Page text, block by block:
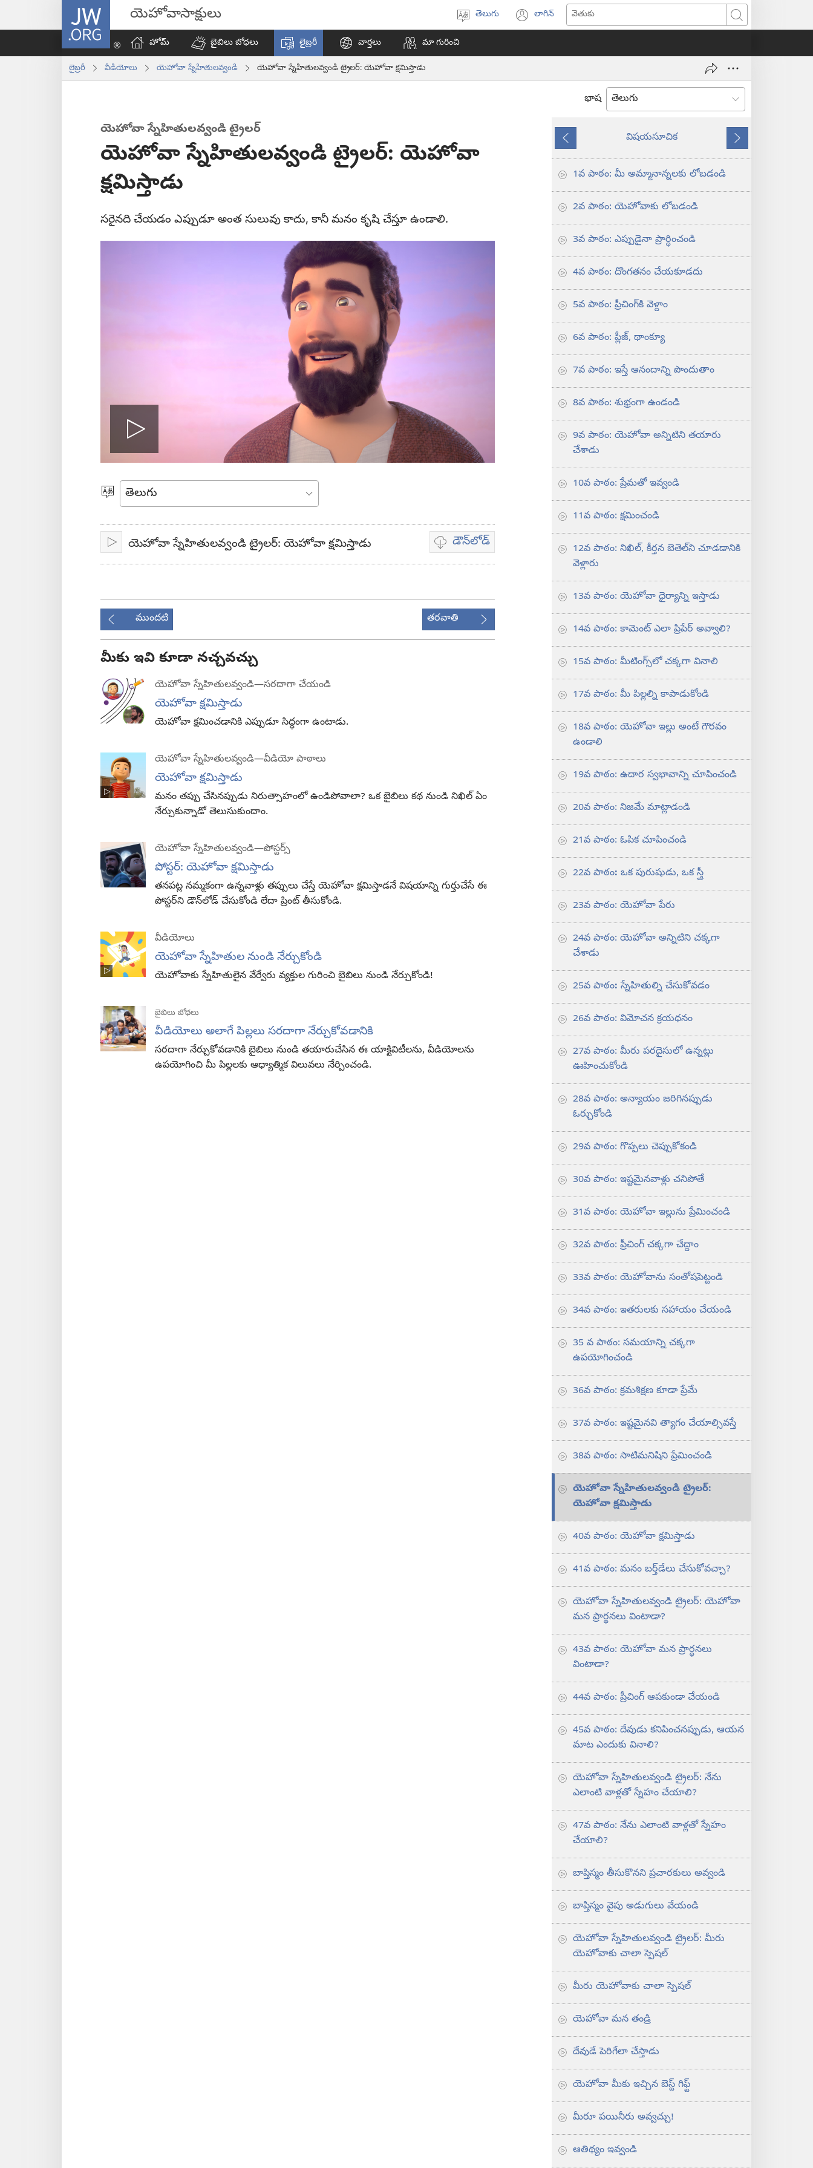
JW.ORG యెహోవాసాక్షులు
ఎంచుకోండి
తెలుగు లాగిన్
విండో
అవుతుంది)
వెతుకు
హోమ్‌
బైబిలు బోధలు లైబ్రరీ వార్తలు మా గురించి
లైబ్రరీ వీడియోలు యెహోవా స్నేహితులవ్వండి యెహోవా స్నేహితులవ్వండి ట్రైలర్‌: యెహోవా క్షమిస్తాడు
భాష
యెహోవా స్నేహితులవ్వండి ట్రైలర్‌
యెహోవా స్నేహితులవ్వండి ట్రైలర్‌: యెహోవా
క్షమిస్తాడు
సరైనది చేయడం ఎప్పుడూ అంత సులువు కాదు, కానీ మనం కృషి చేస్తూ ఉండాలి.
వీడియో
ప్లే
చేయి
భాష
ఎంచుకోండి
ప్లే యెహోవా స్నేహితులవ్వండి ట్రైలర్‌: యెహోవా క్షమిస్తాడు డౌన్‌లోడ్‌
వీడియో
డౌన్‌లోడ్‌
ముందటి తరవాతి
మీకు ఇవి కూడా నచ్చవచ్చు
యెహోవా స్నేహితులవ్వండి​—సరదాగా చేయండి
యెహోవా క్షమిస్తాడు
యెహోవా క్షమించడానికి ఎప్పుడూ సిద్ధంగా ఉంటాడు.
యెహోవా స్నేహితులవ్వండి​—వీడియో పాఠాలు
యెహోవా క్షమిస్తాడు
మనం తప్పు చేసినప్పుడు నిరుత్సాహంలో ఉండిపోవాలా? ఒక బైబిలు కథ నుండి నిఖిల్‌ ఏం
నేర్చుకున్నాడో తెలుసుకుందాం.
యెహోవా స్నేహితులవ్వండి—పోస్టర్స్‌
పోస్టర్‌: యెహోవా క్షమిస్తాడు
తనపట్ల నమ్మకంగా ఉన్నవాళ్లు తప్పులు చేస్తే యెహోవా క్షమిస్తాడనే విషయాన్ని గుర్తుచేసే ఈ
పోస్టర్‌ని డౌన్‌లోడ్‌ చేసుకోండి లేదా ప్రింట్‌ తీసుకోండి.
వీడియోలు
యెహోవా స్నేహితుల నుండి నేర్చుకోండి
యెహోవాకు స్నేహితులైన వేర్వేరు వ్యక్తుల గురించి బైబిలు నుండి నేర్చుకోండి!
బైబిలు బోధలు
వీడియోలు అలాగే పిల్లలు సరదాగా నేర్చుకోవడానికి
సరదాగా నేర్చుకోవడానికి బైబిలు నుండి తయారుచేసిన ఈ యాక్టివిటీలను, వీడియోలను
ఉపయోగించి మీ పిల్లలకు ఆధ్యాత్మిక విలువలు నేర్పించండి.
ముందటి
విషయసూచిక
తరవాతి
1వ పాఠం: మీ అమ్మానాన్నలకు లోబడండి
2వ పాఠం: యెహోవాకు లోబడండి
3వ పాఠం: ఎప్పుడైనా ప్రార్థించండి
4వ పాఠం: దొంగతనం చేయకూడదు
5వ పాఠం: ప్రీచింగ్‌కి వెళ్దాం
6వ పాఠం: ప్లీజ్‌, థాంక్యూ
7వ పాఠం: ఇస్తే ఆనందాన్ని పొందుతాం
8వ పాఠం: శుభ్రంగా ఉండండి
9వ పాఠం: యెహోవా అన్నిటిని తయారు
చేశాడు
10వ పాఠం: ప్రేమతో ఇవ్వండి
11వ పాఠం: క్షమించండి
12వ పాఠం: నిఖిల్‌, కీర్తన బెతెల్‌ని చూడడానికి
వెళ్లారు
13వ పాఠం: యెహోవా ధైర్యాన్ని ఇస్తాడు
14వ పాఠం: కామెంట్‌ ఎలా ప్రిపేర్‌ అవ్వాలి?
15వ పాఠం: మీటింగ్స్‌లో చక్కగా వినాలి
17వ పాఠం: మీ పిల్లల్ని కాపాడుకోండి
18వ పాఠం: యెహోవా ఇల్లు అంటే గౌరవం
ఉండాలి
19వ పాఠం: ఉదార స్వభావాన్ని చూపించండి
20వ పాఠం: నిజమే మాట్లాడండి
21వ పాఠం: ఓపిక చూపించండి
22వ పాఠం: ఒక పురుషుడు, ఒక స్త్రీ
23వ పాఠం: యెహోవా పేరు
24వ పాఠం: యెహోవా అన్నిటిని చక్కగా
చేశాడు
25వ పాఠం: స్నేహితుల్ని చేసుకోవడం
26వ పాఠం: విమోచన క్రయధనం
27వ పాఠం: మీరు పరదైసులో ఉన్నట్లు
ఊహించుకోండి
28వ పాఠం: అన్యాయం జరిగినప్పుడు
ఓర్చుకోండి
29వ పాఠం: గొప్పలు చెప్పుకోకండి
30వ పాఠం: ఇష్టమైనవాళ్లు చనిపోతే
31వ పాఠం: యెహోవా ఇల్లును ప్రేమించండి
32వ పాఠం: ప్రీచింగ్‌ చక్కగా చేద్దాం
33వ పాఠం: యెహోవాను సంతోషపెట్టండి
34వ పాఠం: ఇతరులకు సహాయం చేయండి
35 వ పాఠం: సమయాన్ని చక్కగా
ఉపయోగించండి
36వ పాఠం: క్రమశిక్షణ కూడా ప్రేమే
37వ పాఠం: ఇష్టమైనవి త్యాగం చేయాల్సివస్తే
38వ పాఠం: సాటిమనిషిని ప్రేమించండి
యెహోవా స్నేహితులవ్వండి ట్రైలర్‌:
యెహోవా క్షమిస్తాడు
40వ పాఠం: యెహోవా క్షమిస్తాడు
41వ పాఠం: మనం బర్త్‌డేలు చేసుకోవచ్చా?
యెహోవా స్నేహితులవ్వండి ట్రైలర్‌: యెహోవా
మన ప్రార్థనలు వింటాడా?
43వ పాఠం: యెహోవా మన ప్రార్థనలు
వింటాడా?
44వ పాఠం: ప్రీచింగ్‌ ఆపకుండా చేయండి
45వ పాఠం: దేవుడు కనిపించనప్పుడు, ఆయన
మాట ఎందుకు వినాలి?
యెహోవా స్నేహితులవ్వండి ట్రైలర్‌: నేను
ఎలాంటి వాళ్లతో స్నేహం చేయాలి?
47వ పాఠం: నేను ఎలాంటి వాళ్లతో స్నేహం
చేయాలి?
బాప్తిస్మం తీసుకొనని ప్రచారకులు అవ్వండి
బాప్తిస్మం వైపు అడుగులు వేయండి
యెహోవా స్నేహితులవ్వండి ట్రైలర్‌: మీరు
యెహోవాకు చాలా స్పెషల్‌
మీరు యెహోవాకు చాలా స్పెషల్‌
యెహోవా మన తండ్రి
దేవుడే పెరిగేలా చేస్తాడు
యెహోవా మీకు ఇచ్చిన బెస్ట్‌ గిఫ్ట్‌
మీరూ పయినీరు అవ్వచ్చు!
ఆతిథ్యం ఇవ్వండి